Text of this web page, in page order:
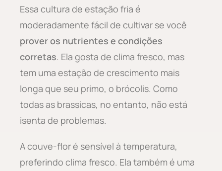
Essa cultura de estação fria é
moderadamente fácil de cultivar se você
prover os nutrientes e condições
corretas. Ela gosta de clima fresco, mas
tem uma estação de crescimento mais
longa que seu primo, o brócolis. Como
todas as brassicas, no entanto, não está
isenta de problemas.
A couve-flor é sensível à temperatura,
preferindo clima fresco. Ela também é uma